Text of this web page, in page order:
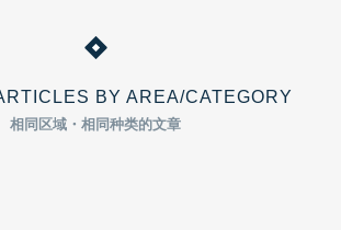
BY AREA/CATEGORY
相同区域・相同种类的文章